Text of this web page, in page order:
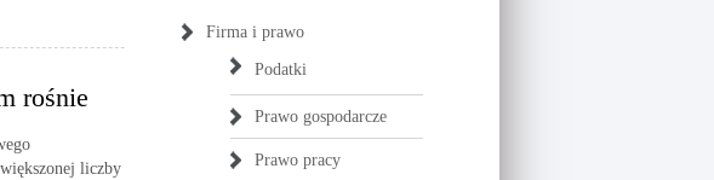
rośnie
liczby
Firma i prawo
Podatki
Prawo gospodarcze
Prawo pracy